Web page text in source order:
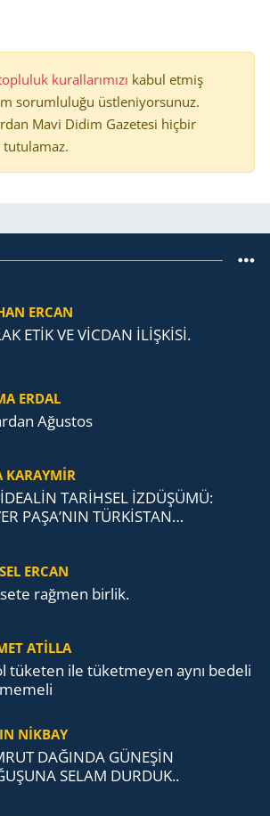
kurallarımızı kabul etmiş
sorumluluğu üstleniyorsunuz.
Mavi Didim Gazetesi hiçbir
ERCAN
ETİK VE VİCDAN İLİŞKİSİ.
ERDAL
Ağustos
KARAYMIR
TARİHSEL İZDÜŞÜMÜ:
PAŞA’NIN TÜRKİSTAN
ERCAN
rağmen birlik.
ATİLLA
tü­ke­ten ile tü­ket­me­yen aynı be­de­li
NİKBAY
DAĞINDA GÜNEŞİN
SELAM DURDUK..